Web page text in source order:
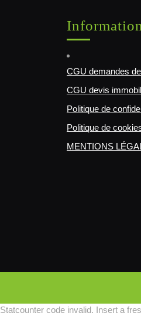
CGU demandes
CGU devis
Politique de
Politique de
MENTIONS
Statcounter code invalid. Insert a